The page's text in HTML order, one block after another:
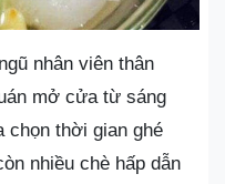
nhân viên thân
mở cửa từ sáng
chọn thời gian ghé
nhiều chè hấp dẫn